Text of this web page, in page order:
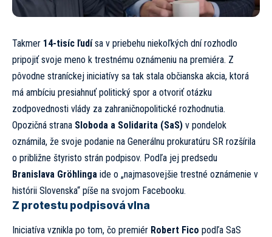
Takmer 14-tisíc ľudísa v priebehu niekoľkých dní rozhodlo
pripojiť svoje meno k trestnému oznámeniu na premiéra. Z
pôvodne straníckej iniciatívy sa tak stala občianska akcia, ktorá
má ambíciu presiahnuť politický spor a otvoriť otázku
zodpovednosti vlády za zahraničnopolitické rozhodnutia.
Opozičná strana Sloboda a Solidarita (SaS) v pondelok
oznámila, že svoje podanie na Generálnu prokuratúru SR rozšírila
o približne štyristo strán podpisov. Podľa jej predsedu
Branislava Gröhlinga ide o „najmasovejšie trestné oznámenie v
histórii Slovenska“ píše na svojom Facebooku.
Z protestu podpisová vlna
Iniciatíva vznikla po tom, čo premiér Robert Fico podľa SaS